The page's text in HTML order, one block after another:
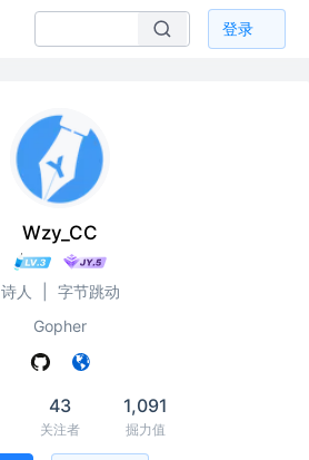
登录
Wzy_CC
诗人
字节跳动
Gopher
43
关注者
1,091
掘力值